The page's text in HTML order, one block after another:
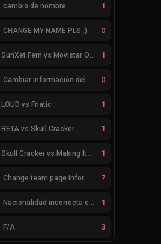
cambio de nombre 1
CHANGE MY NAME PLS ;) 0
SunXet Fem vs Movistar Optix Fem 1
Cambiar información del Team 0
LOUD vs Fnatic 1
RETA vs Skull Cracker 1
Skull Cracker vs Making It Look Easy 1
Change team page information 7
Nacionalidad incorrecta en el jugador cheatcode 1
F/A 3